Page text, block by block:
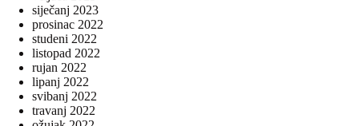
siječanj 2023
prosinac 2022
studeni 2022
listopad 2022
rujan 2022
lipanj 2022
svibanj 2022
travanj 2022